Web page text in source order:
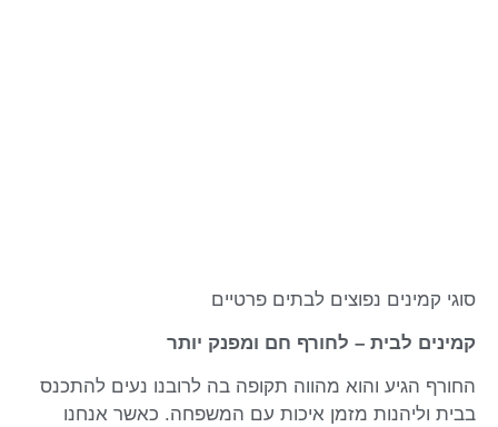
סוגי קמינים נפוצים לבתים פרטיים
קמינים לבית – לחורף חם ומפנק יותר
החורף הגיע והוא מהווה תקופה בה לרובנו נעים להתכנס
בבית וליהנות מזמן איכות עם המשפחה. כאשר אנחנו